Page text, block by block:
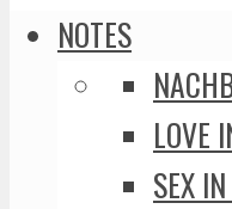
NOTES
LOVE
SEX